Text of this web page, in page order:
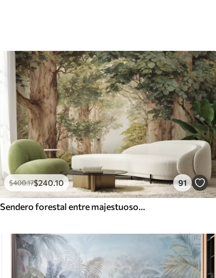
$400.17$240.10 91
Sendero forestal entre majestuosos árboles en estilo acuarela